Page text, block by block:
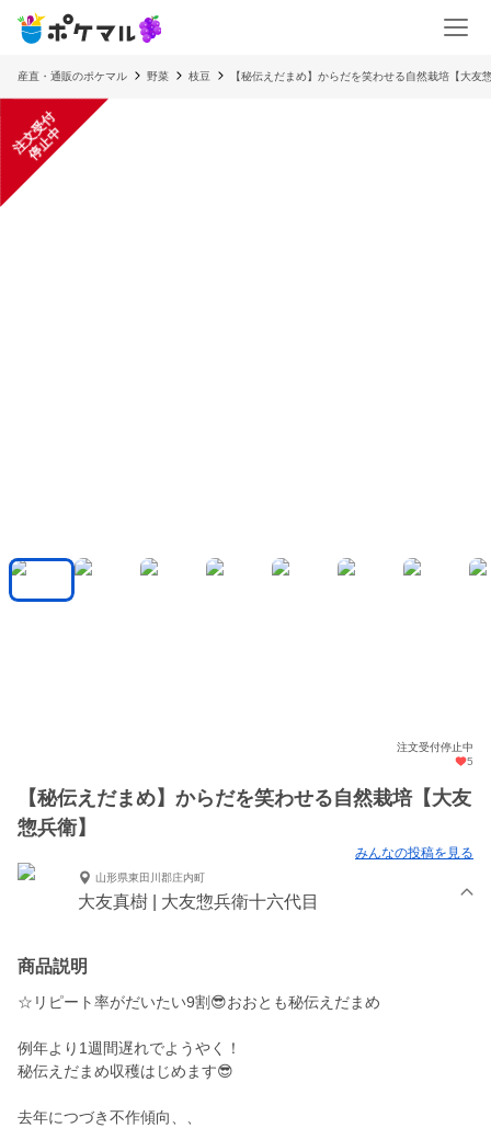
産直・通販のポケマル 野菜 枝豆 【秘伝えだまめ】からだを笑わせる自然栽培【大友
注
文
受
付
停
止
中
注文受付停止中
5
【秘伝えだまめ】からだを笑わせる自然栽培【大友
惣兵衛】
みんなの投稿を見る
山形県東田川郡庄内町
大友真樹 | 大友惣兵衛十六代目
商品説明
☆リピート率がだいたい9割😎おおとも秘伝えだまめ
例年より1週間遅れでようやく！
秘伝えだまめ収穫はじめます😎
去年につづき不作傾向、、